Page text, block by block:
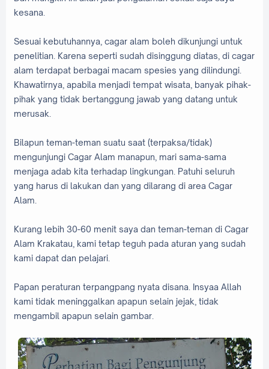
kesana.
Sesuai kebutuhannya, cagar alam boleh dikunjungi untuk
penelitian. Karena seperti sudah disinggung diatas, di cagar
alam terdapat berbagai macam spesies yang dilindungi.
Khawatirnya, apabila menjadi tempat wisata, banyak pihak-
pihak yang tidak bertanggung jawab yang datang untuk
merusak.
Bilapun teman-teman suatu saat (terpaksa/tidak)
mengunjungi Cagar Alam manapun, mari sama-sama
menjaga adab kita terhadap lingkungan. Patuhi seluruh
yang harus di lakukan dan yang dilarang di area Cagar
Alam.
Kurang lebih 30-60 menit saya dan teman-teman di Cagar
Alam Krakatau, kami tetap teguh pada aturan yang sudah
kami dapat dan pelajari.
Papan peraturan terpangpang nyata disana. Insyaa Allah
kami tidak meninggalkan apapun selain jejak, tidak
mengambil apapun selain gambar.